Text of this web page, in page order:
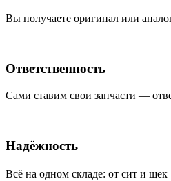
Вы получаете оригинал или
Ответственность
Сами ставим свои запчасти —
Надёжность
Всё на одном складе: от сит и